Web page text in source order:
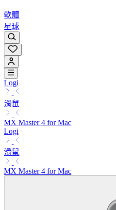
軟體
星球
Logi
滑鼠
MX Master 4 for Mac
Logi
滑鼠
MX Master 4 for Mac